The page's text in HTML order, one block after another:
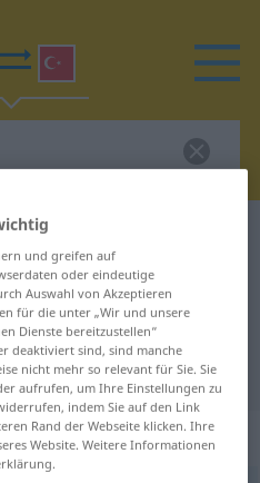
Übersetzung für
und greifen auf
oder eindeutige
Auswahl von Akzeptieren
für die unter „Wir und unsere
Dienste bereitzustellen“
deaktiviert sind, sind manche
nicht mehr so relevant für Sie. Sie
aufrufen, um Ihre Einstellungen zu
indem Sie auf den Link
Rand der Webseite klicken. Ihre
Website. Weitere Informationen